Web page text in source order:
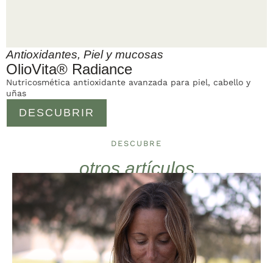
Antioxidantes, Piel y mucosas
OlioVita® Radiance
DESCUBRIR
Nutricosmética antioxidante avanzada para piel, cabello y
uñas
DESCUBRE
otros artículos